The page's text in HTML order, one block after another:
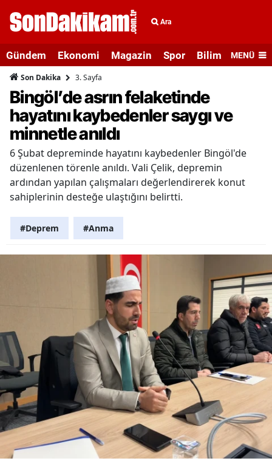
Ara
Gündem Ekonomi Magazin Spor Bilim veMENÜ
Son Dakika 3. Sayfa
Bingöl’de asrın felaketinde
hayatını kaybedenler saygı ve
minnetle anıldı
6 Şubat depreminde hayatını kaybedenler Bingöl'de
düzenlenen törenle anıldı. Vali Çelik, depremin
ardından yapılan çalışmaları değerlendirerek konut
sahiplerinin desteğe ulaştığını belirtti.
#Deprem #Anma